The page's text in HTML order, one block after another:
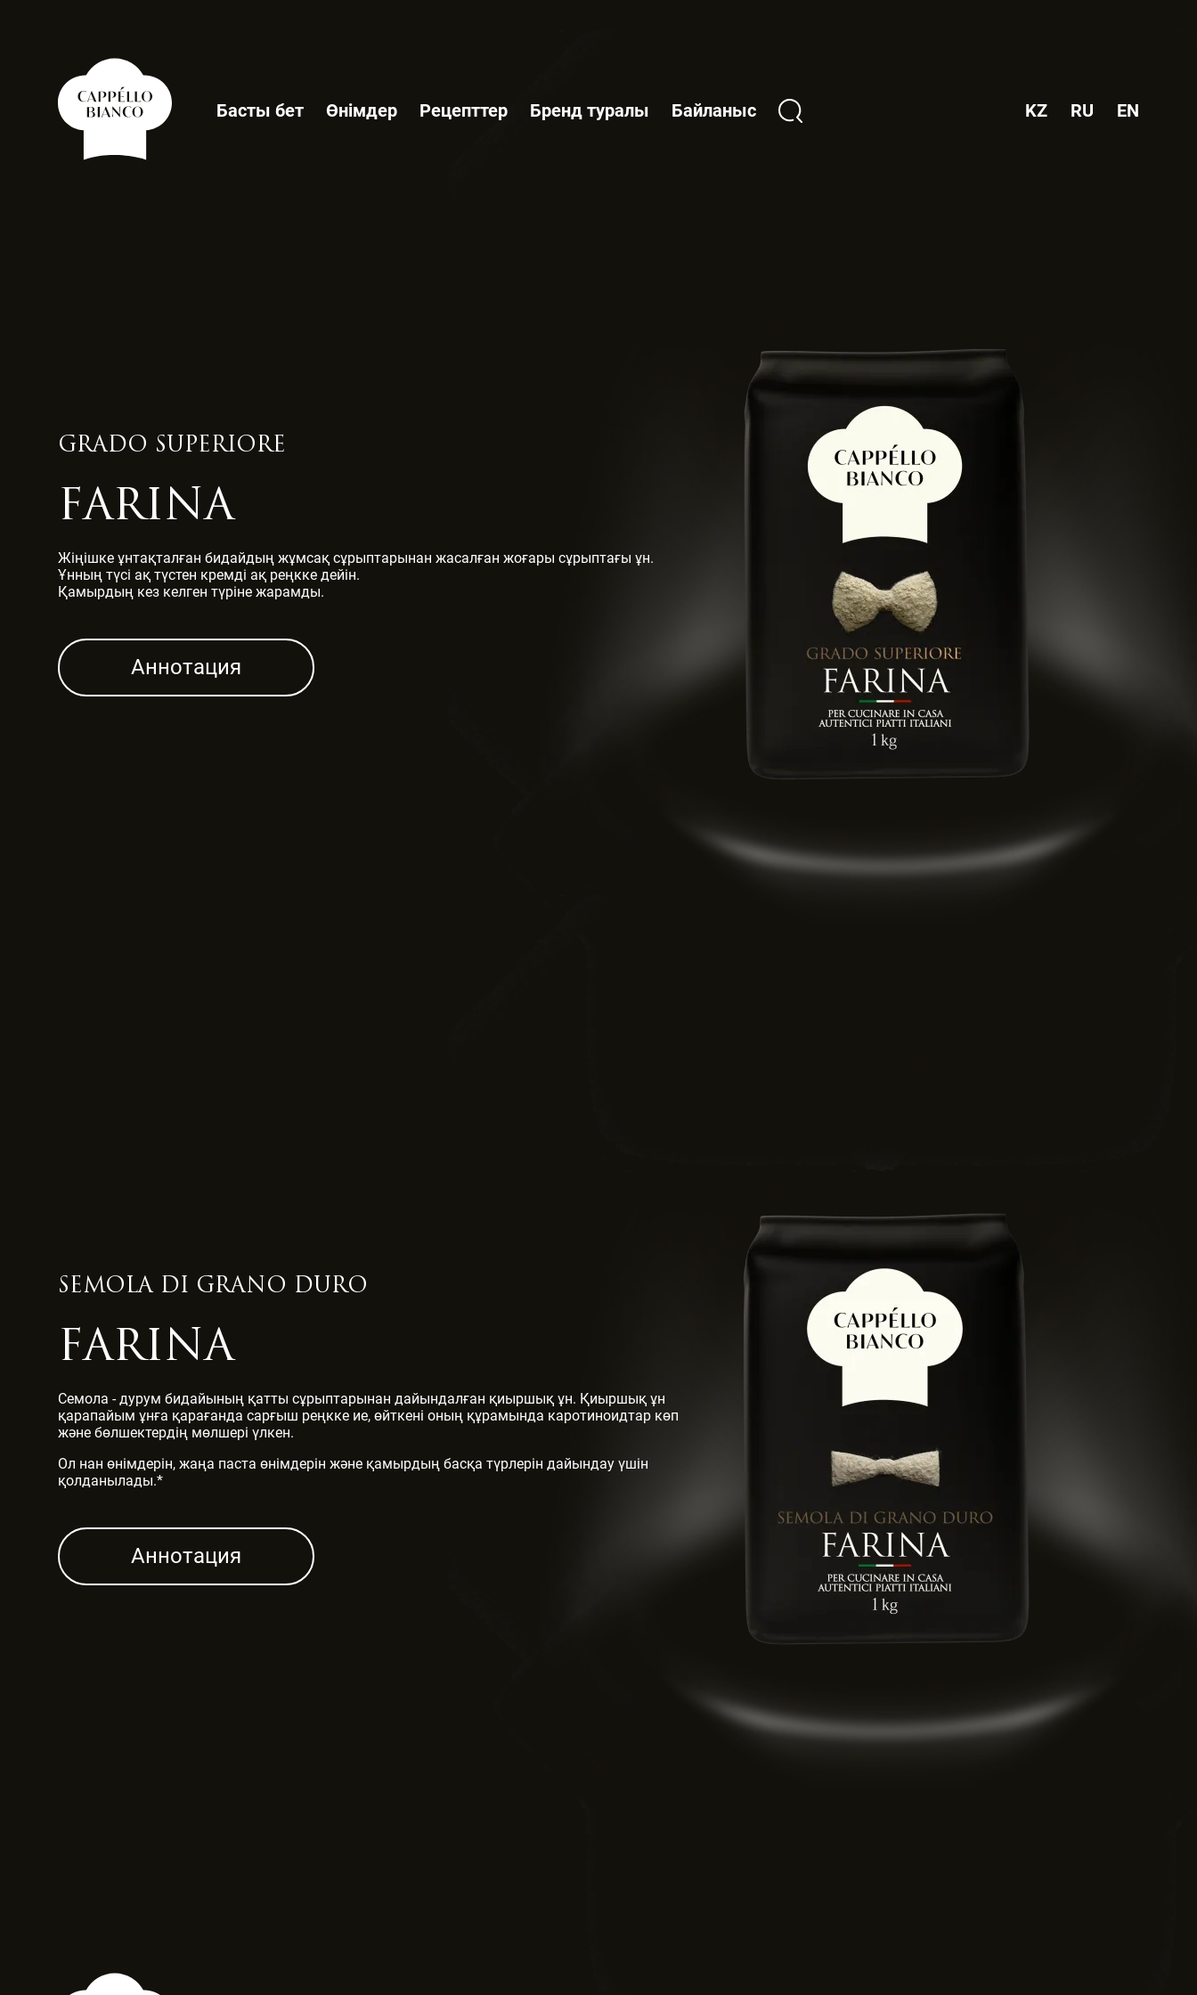
Басты бет Өнімдер Рецепттер Бренд туралы Байланыс KZ RU EN
GRADO SUPERIORE
FARINA
Жіңішке ұнтақталған бидайдың жұмсақ сұрыптарынан жасалған жоғары сұрыптағы ұн.
Ұнның түсі ақ түстен кремді ақ реңкке дейін.
Қамырдың кез келген түріне жарамды.
Аннотация
SEMOLA DI GRANO DURO
FARINA
Семола - дурум бидайының қатты сұрыптарынан дайындалған қиыршық ұн. Қиыршық ұн
қарапайым ұнға қарағанда сарғыш реңкке ие, өйткені оның құрамында каротиноидтар көп
және бөлшектердің мөлшері үлкен.
Ол нан өнімдерін, жаңа паста өнімдерін және қамырдың басқа түрлерін дайындау үшін
қолданылады.*
Аннотация